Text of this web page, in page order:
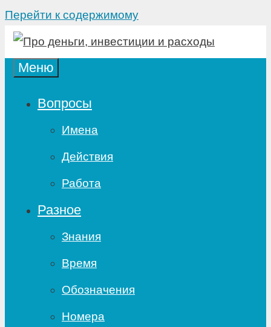
Перейти к содержимому
Меню
Вопросы
Имена
Действия
Работа
Разное
Знания
Время
Обозначения
Номера